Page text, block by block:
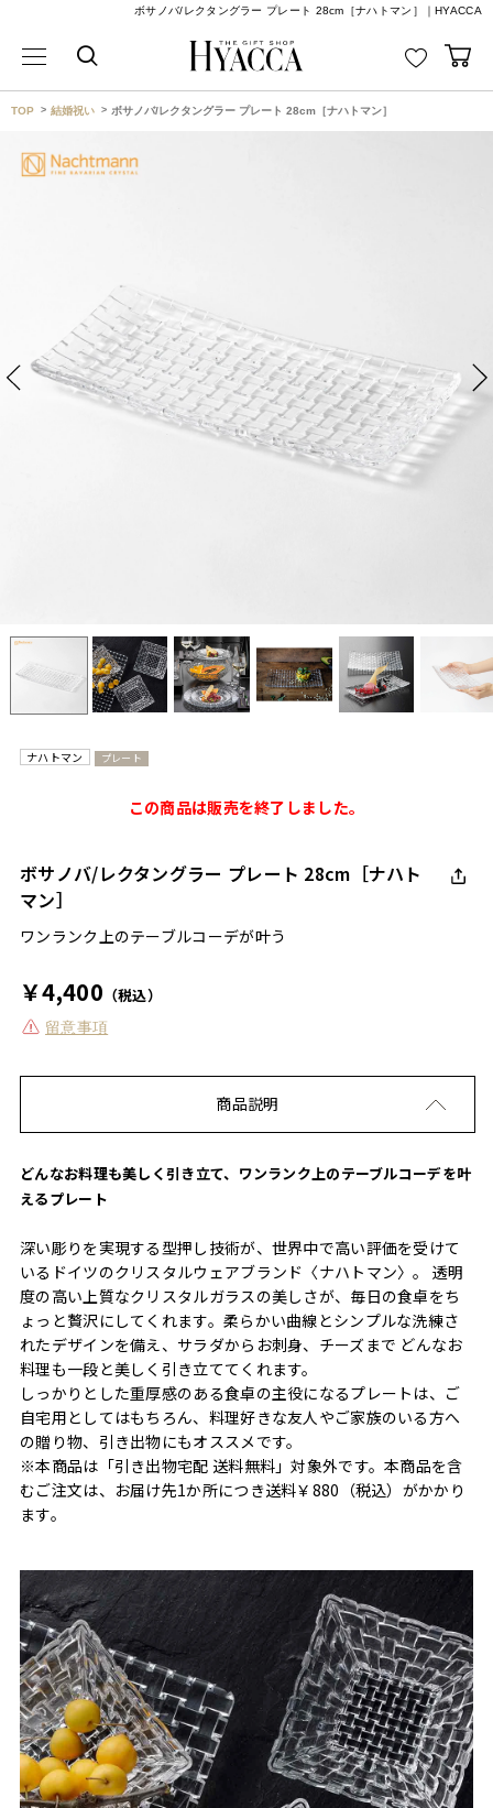
ボサノバ/レクタングラー プレート 28cm［ナハトマン］｜HYACCA
TOP 結婚祝い ボサノバ/レクタングラー プレート 28cm［ナハトマン］
ナハトマン プレート
ボサノバ/レクタングラー プレート 28cm［ナハト
マン］
ワンランク上のテーブルコーデが叶う
￥4,400 （税込）
留意事項
この商品は販売を終了しました。
商品説明
どんなお料理も美しく引き立て、ワンランク上のテーブルコーデを叶
えるプレート
深い彫りを実現する型押し技術が、世界中で高い評価を受けて
いるドイツのクリスタルウェアブランド〈ナハトマン〉。 透明
度の高い上質なクリスタルガラスの美しさが、毎日の食卓をち
ょっと贅沢にしてくれます。柔らかい曲線とシンプルな洗練さ
れたデザインを備え、サラダからお刺身、チーズまで どんなお
料理も一段と美しく引き立ててくれます。
しっかりとした重厚感のある食卓の主役になるプレートは、ご
自宅用としてはもちろん、料理好きな友人やご家族のいる方へ
の贈り物、引き出物にもオススメです。
※本商品は「引き出物宅配 送料無料」対象外です。本商品を含
むご注文は、お届け先1か所につき送料￥880（税込）がかかり
ます。